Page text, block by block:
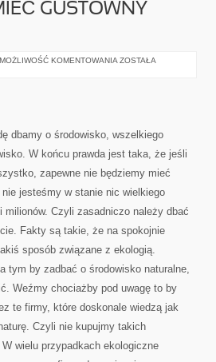
GUSTOWNY
MOŻLIWOŚĆ KOMENTOWANIA CO
ZOSTAŁA
dbamy o środowisko, wszelkiego
W końcu prawda jest taka, że jeśli
zapewne nie będziemy mieć
jesteśmy w stanie nic wielkiego
Czyli zasadniczo należy dbać
Fakty są takie, że na spokojnie
sposób związane z ekologią.
tym by zadbać o środowisko naturalne,
Weźmy chociażby pod uwagę to by
te firmy, które doskonale wiedzą jak
Czyli nie kupujmy takich
wielu przypadkach ekologiczne